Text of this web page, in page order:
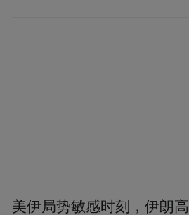
美伊局势敏感时刻，伊朗高